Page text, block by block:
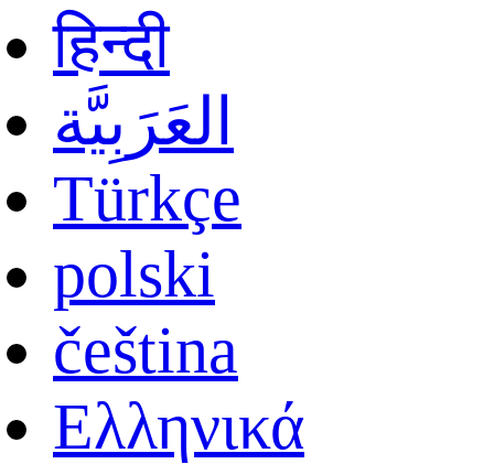
हिन्दी
العَرَبِيَّة
Türkçe
polski
čeština
Ελληνικά